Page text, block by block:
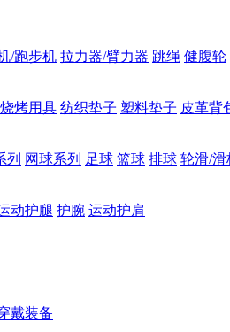
/跑步机 拉力器/臂力器 跳绳 健腹轮
烧烤用具 纺织垫子 塑料垫子 皮革背
列 网球系列 足球 篮球 排球 轮滑/滑
动护腿 护腕 运动护肩
戴装备